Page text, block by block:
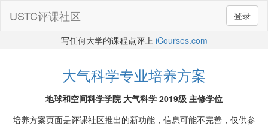
登录
USTC评课社区
写任何大学的课程点评上 iCourses.com
大气科学专业培养方案
地球和空间科学学院 大气科学 2019级 主修学位
培养方案页面是评课社区推出的新功能，信息可能不完善，仅供参